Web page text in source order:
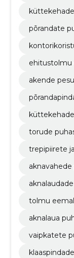
põrandate
ehitustolmu
akende
torude
trepipiirete
tolmu
aknalaua
vaipkatete